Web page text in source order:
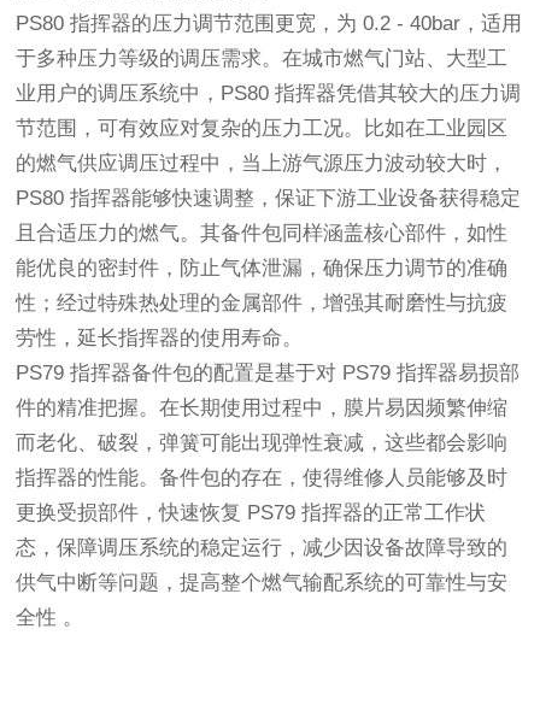
PS80 指挥器的压力调节范围更宽，为 0.2 - 40bar，适用
于多种压力等级的调压需求。在城市燃气门站、大型工
业用户的调压系统中，PS80 指挥器凭借其较大的压力调
节范围，可有效应对复杂的压力工况。比如在工业园区
的燃气供应调压过程中，当上游气源压力波动较大时，
PS80 指挥器能够快速调整，保证下游工业设备获得稳定
且合适压力的燃气。其备件包同样涵盖核心部件，如性
能优良的密封件，防止气体泄漏，确保压力调节的准确
性；经过特殊热处理的金属部件，增强其耐磨性与抗疲
劳性，延长指挥器的使用寿命。
PS79 指挥器备件包的配置是基于对 PS79 指挥器易损部
件的精准把握。在长期使用过程中，膜片易因频繁伸缩
而老化、破裂，弹簧可能出现弹性衰减，这些都会影响
指挥器的性能。备件包的存在，使得维修人员能够及时
更换受损部件，快速恢复 PS79 指挥器的正常工作状
态，保障调压系统的稳定运行，减少因设备故障导致的
供气中断等问题，提高整个燃气输配系统的可靠性与安
全性 。